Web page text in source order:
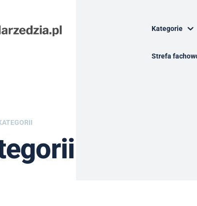
Kategorie
Strefa